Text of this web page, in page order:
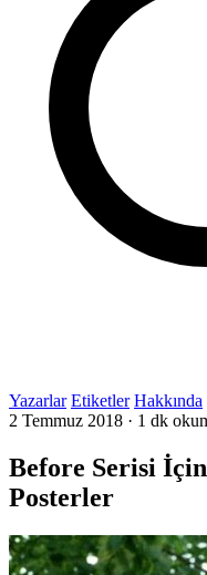
Yazarlar Etiketler Hakkında
2 Temmuz 2018 · 1 dk
Before Serisi
Posterler